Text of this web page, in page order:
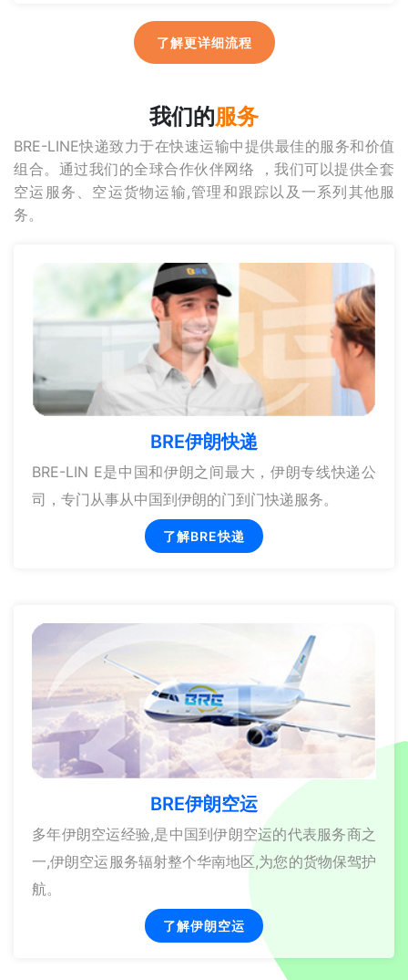
了解更详细流程
我们的服务
BRE-LINE快递致力于在快速运输中提供最佳的服务和价值
组合。通过我们的全球合作伙伴网络 ，我们可以提供全套
空运服务、空运货物运输,管理和跟踪以及一系列其他服
务。
BRE伊朗快递
BRE-LIN E是中国和伊朗之间最大，伊朗专线快递公
司，专门从事从中国到伊朗的门到门快递服务。
了解BRE快递
BRE伊朗空运
多年伊朗空运经验,是中国到伊朗空运的代表服务商之
一,伊朗空运服务辐射整个华南地区,为您的货物保驾护
航。
了解伊朗空运